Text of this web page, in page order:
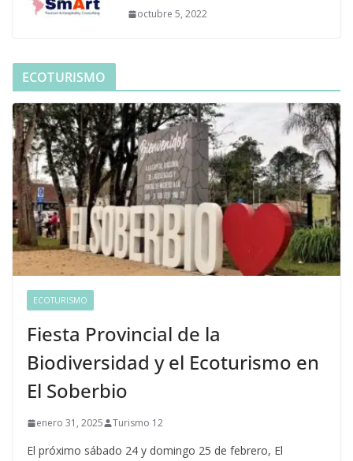
octubre 5, 2022
ECOTURISMO
ECOTURISMO
Fiesta Provincial de la
Biodiversidad y el Ecoturismo en
El Soberbio
enero 31, 2025 Turismo 12
El próximo sábado 24 y domingo 25 de febrero, El